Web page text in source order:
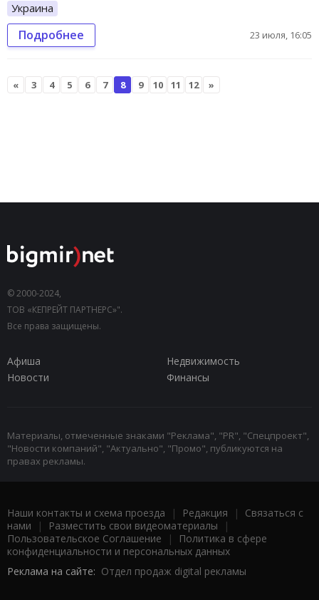
Украина
Подробнее 23 июля, 16:05
« 3 4 5 6 7 8 9 10 11 12 »
© 2000-2024,
ТОВ «КЕПРЕЙТ ПАРТНЕРС»".
Все права защищены.
Афиша
Недвижимость
Новости
Финансы
Материалы, отмеченные знаками "Реклама", "PR", "Спецпроект",
"Новости компаний", "Актуально", "Промо", публикуются на
правах рекламы.
Наши контакты и схема проезда | Редакция | Связаться с
нами | Разместить свои видеоматериалы |
Пользовательское Соглашение |
Политика в сфере
конфиденциальности и персональных данных
Реклама на сайте: Отдел продаж digital рекламы